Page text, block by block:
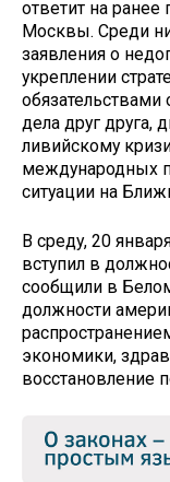
ответит на
Москвы. Среди
заявления о
укреплении
дела друг друга,
ливийскому
международных
ситуации на
В среду, 20
вступил в
сообщили в
должности
экономики,
восстановление